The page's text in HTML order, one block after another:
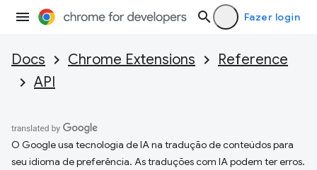
Fazer login
Docs Chrome Extensions
Reference
API
O Google usa tecnologia de IA na tradução de conteúdos para
seu idioma de preferência. As traduções com IA podem ter erros.